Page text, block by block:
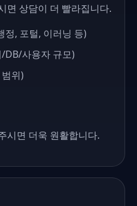
면 상담이 더 빨라집니다.
정, 포털, 이러닝 등)
DB/사용자 규모)
위)
시면 더욱 원활합니다.